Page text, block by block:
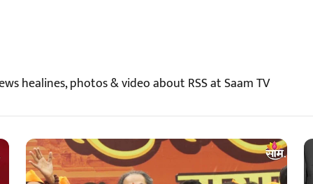
healines, photos & video about RSS at Saam TV